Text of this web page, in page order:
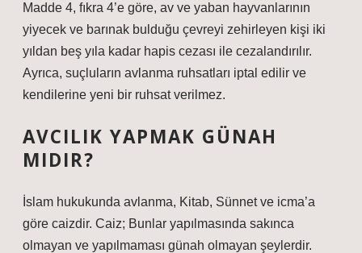
Madde 4, fıkra 4’e göre, av ve yaban hayvanlarının
yiyecek ve barınak bulduğu çevreyi zehirleyen kişi iki
yıldan beş yıla kadar hapis cezası ile cezalandırılır.
Ayrıca, suçluların avlanma ruhsatları iptal edilir ve
kendilerine yeni bir ruhsat verilmez.
AVCILIK YAPMAK GÜNAH
MIDIR?
İslam hukukunda avlanma, Kitab, Sünnet ve icma’a
göre caizdir. Caiz; Bunlar yapılmasında sakınca
olmayan ve yapılmaması günah olmayan şeylerdir.